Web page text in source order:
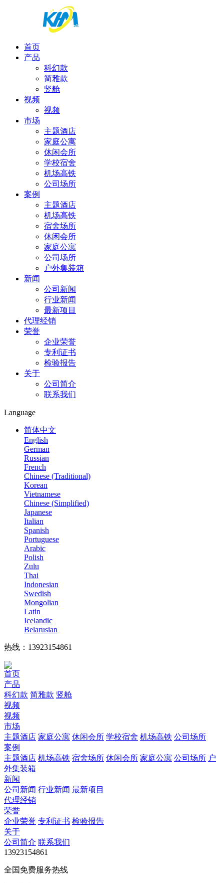
首页
产品
科幻款
简雅款
竖舱
视频
视频
市场
主题酒店
家庭公寓
休闲会所
学校宿舍
机场高铁
公司场所
案例
主题酒店
机场高铁
宿舍场所
休闲会所
家庭公寓
公司场所
户外集装箱
新闻
公司新闻
行业新闻
最新项目
代理经销
荣誉
企业荣誉
专利证书
检验报告
关于
公司简介
联系我们
Language
简体中文
English
German
Russian
French
Chinese (Traditional)
Korean
Vietnamese
Chinese (Simplified)
Japanese
Italian
Spanish
Portuguese
Arabic
Polish
Zulu
Thai
Indonesian
Swedish
Mongolian
Latin
Icelandic
Belarusian
热线：13923154861
首页
产品
科幻款 简雅款 竖舱
视频
视频
市场
主题酒店 家庭公寓 休闲会所 学校宿舍 机场高铁 公司场所
案例
主题酒店 机场高铁 宿舍场所 休闲会所 家庭公寓 公司场所 户
外集装箱
新闻
公司新闻 行业新闻 最新项目
代理经销
荣誉
企业荣誉 专利证书 检验报告
关于
公司简介 联系我们
13923154861
全国免费服务热线